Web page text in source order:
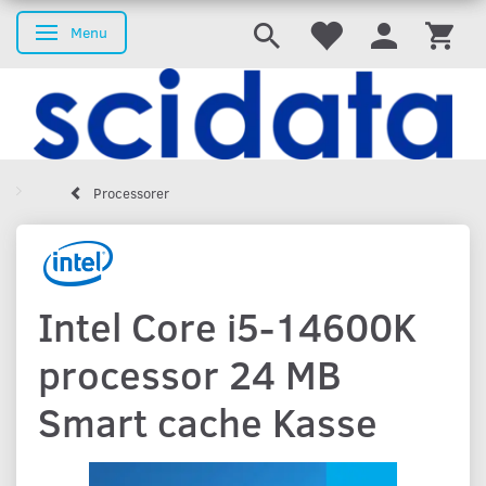
Skifte navigation
Menu
Processorer
Intel Core i5-14600K
processor 24 MB
Smart cache Kasse